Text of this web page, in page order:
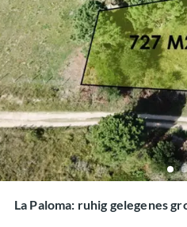
La Paloma: ruhig gelegenes